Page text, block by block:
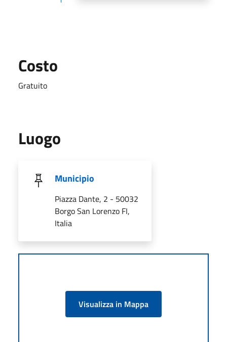
Costo
Gratuito
Luogo
Municipio
Piazza Dante, 2 - 50032
Borgo San Lorenzo FI,
Italia
Visualizza in Mappa